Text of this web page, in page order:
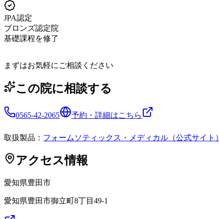
JPA認定
ブロンズ認定院
基礎課程を修了
まずはお気軽にご相談ください
この院に相談する
0565-42-2065 予約・詳細はこちら
取扱製品： フォームソティックス・メディカル（公式サイト
アクセス情報
愛知県豊田市
愛知県豊田市御立町8丁目49-1